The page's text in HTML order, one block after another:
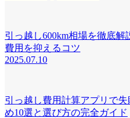
引っ越し600km相場を徹底
費用を抑えるコツ
2025.07.10
引っ越し費用計算アプリで
め10選と選び方の完全ガイド